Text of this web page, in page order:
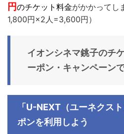
円のチケット料金がかかってし
1,800円×2人=3,600円）
イオンシネマ銚子のチ
ーポン・キャンペーン
「U-NEXT（ユーネクス
ポンを利用しよう